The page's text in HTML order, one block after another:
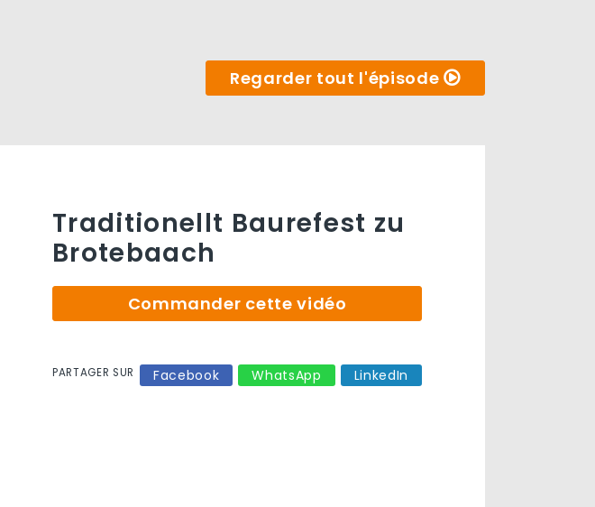
Regarder tout l'épisode
Traditionellt Baurefest zu
Brotebaach
Commander cette vidéo
PARTAGER SUR Facebook WhatsApp LinkedIn